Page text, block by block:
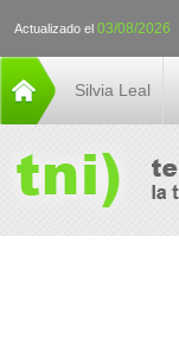
Actualizado el 03/08/2026
Silvia Leal